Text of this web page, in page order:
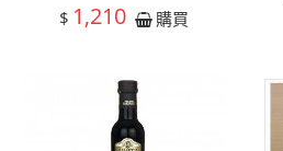
$ 1,210 購買